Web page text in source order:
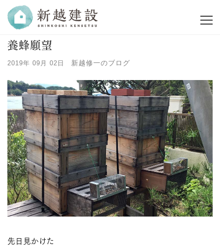
養蜂願望
2019年 09月 02日 新越修一のブログ
先日見かけた